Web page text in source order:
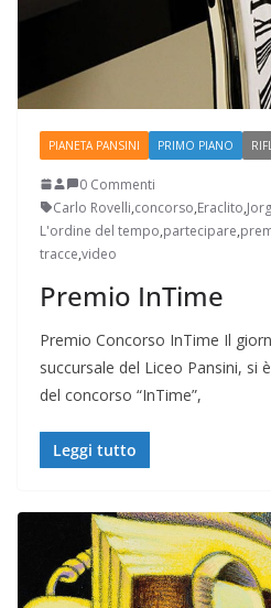
PIANETA PANSINI PRIMO PIANO
0 Commenti
Carlo Rovelli,concorso,Eraclito,
L'ordine del tempo,partecipare,
tracce,video
Premio InTime
Premio Concorso InTime Il
succursale del Liceo Pansini, si
del concorso “InTime”,
Leggi tutto